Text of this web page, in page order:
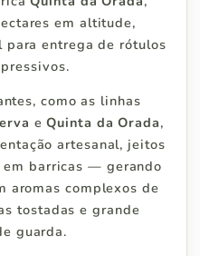
em altitude,
entrega de rótulos
como as linhas
eQuinta da Orada,
artesanal, jeitos
barricas — gerando
aromas complexos de
tostadas e grande
guarda.